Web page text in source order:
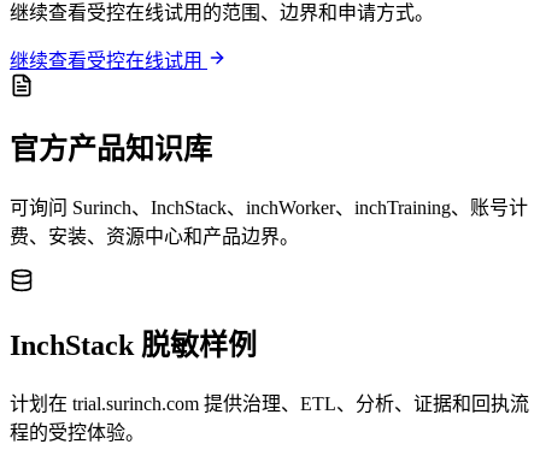
继续查看受控在线试用的范围、边界和申请方式。
继续查看受控在线试用
官方产品知识库
可询问 Surinch、InchStack、inchWorker、inchTraining、账号计
费、安装、资源中心和产品边界。
InchStack 脱敏样例
计划在 trial.surinch.com 提供治理、ETL、分析、证据和回执流
程的受控体验。